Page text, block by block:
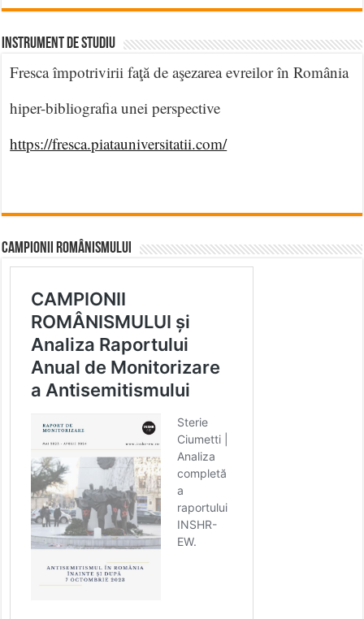
INSTRUMENT DE STUDIU
Fresca împotrivirii faţă de aşezarea evreilor în România
hiper-bibliografia unei perspective
https://fresca.piatauniversitatii.com/
CAMPIONII ROMÂNISMULUI